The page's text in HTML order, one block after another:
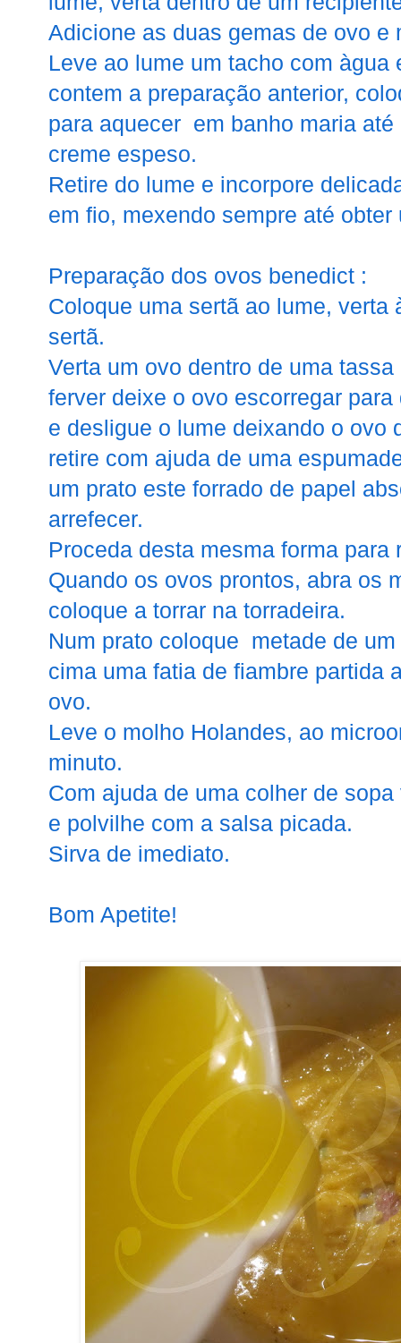
Adicione as duas gemas de ovo e
Leve ao lume um tacho com
contem a preparação anterior,
para aquecer em banho maria
creme espeso.
Retire do lume e incorpore
em fio, mexendo sempre até
Preparação dos ovos benedict :
Coloque uma sertã ao lume, verta
sertã.
Verta um ovo dentro de uma
ferver deixe o ovo escorregar
e desligue o lume deixando o ovo
retire com ajuda de uma
um prato este forrado de papel
arrefecer.
Proceda desta mesma forma
Quando os ovos prontos, abra os
coloque a torrar na torradeira.
Num prato coloque metade de
cima uma fatia de fiambre partida
ovo.
Leve o molho Holandes, ao
minuto.
Com ajuda de uma colher de
e polvilhe com a salsa picada.
Sirva de imediato.
Bom Apetite!